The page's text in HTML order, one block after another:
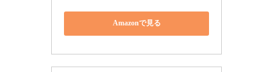
Amazonで見る